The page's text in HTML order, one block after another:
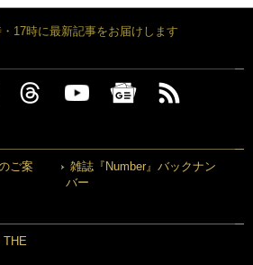
17時に最新記事をお届けします
ご案
雑誌『Number』バックナン
バー
THE